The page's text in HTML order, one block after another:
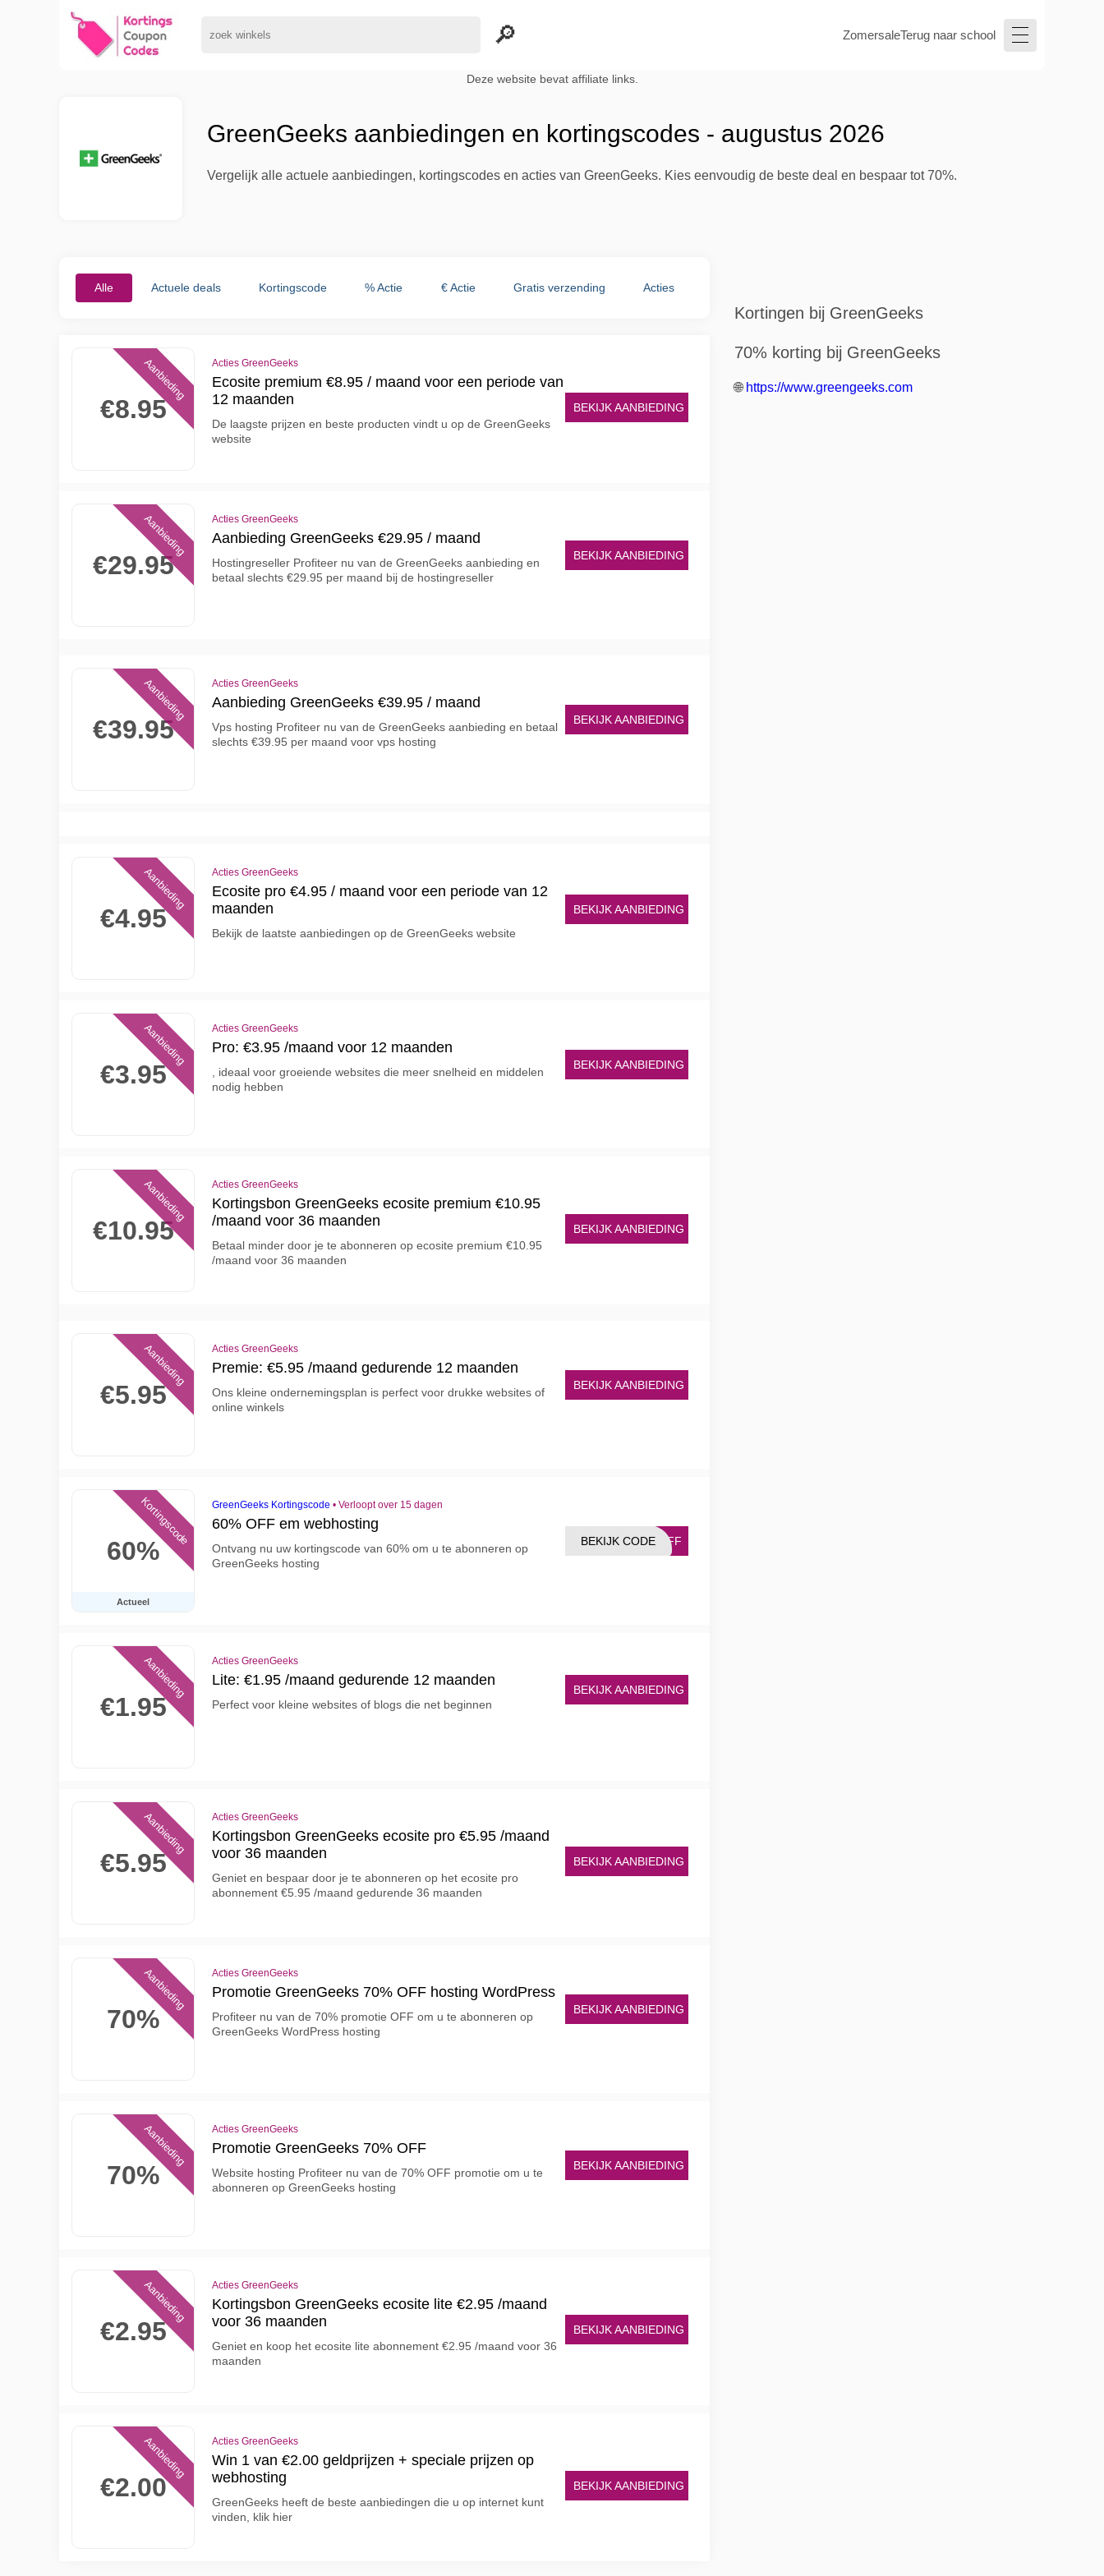
ZomersaleTerug naar school
Deze website bevat affiliate links.
GreenGeeks aanbiedingen en kortingscodes - augustus 2026
Vergelijk alle actuele aanbiedingen, kortingscodes en acties van GreenGeeks. Kies eenvoudig de beste deal en bespaar tot 70%.
Alle Actuele deals Kortingscode % Actie € Actie Gratis verzending Acties
€8.95
Aanbieding Acties GreenGeeks
Ecosite premium €8.95 / maand voor een periode van
12 maanden
De laagste prijzen en beste producten vindt u op de GreenGeeks
website
BEKIJK AANBIEDING
€29.95
Aanbieding Acties GreenGeeks
Aanbieding GreenGeeks €29.95 / maand
Hostingreseller Profiteer nu van de GreenGeeks aanbieding en
betaal slechts €29.95 per maand bij de hostingreseller
BEKIJK AANBIEDING
€39.95
Aanbieding Acties GreenGeeks
Aanbieding GreenGeeks €39.95 / maand
Vps hosting Profiteer nu van de GreenGeeks aanbieding en betaal
slechts €39.95 per maand voor vps hosting
BEKIJK AANBIEDING
€4.95
Aanbieding Acties GreenGeeks
Ecosite pro €4.95 / maand voor een periode van 12
maanden
Bekijk de laatste aanbiedingen op de GreenGeeks website
BEKIJK AANBIEDING
€3.95
Aanbieding Acties GreenGeeks
Pro: €3.95 /maand voor 12 maanden
, ideaal voor groeiende websites die meer snelheid en middelen
nodig hebben
BEKIJK AANBIEDING
€10.95
Aanbieding Acties GreenGeeks
Kortingsbon GreenGeeks ecosite premium €10.95
/maand voor 36 maanden
Betaal minder door je te abonneren op ecosite premium €10.95
/maand voor 36 maanden
BEKIJK AANBIEDING
€5.95
Aanbieding Acties GreenGeeks
Premie: €5.95 /maand gedurende 12 maanden
Ons kleine ondernemingsplan is perfect voor drukke websites of
online winkels
BEKIJK AANBIEDING
60%
Actueel
Kortingscode GreenGeeks Kortingscode • Verloopt over 15 dagen
60% OFF em webhosting
Ontvang nu uw kortingscode van 60% om u te abonneren op
GreenGeeks hosting
0OFF
BEKIJK CODE
€1.95
Aanbieding Acties GreenGeeks
Lite: €1.95 /maand gedurende 12 maanden
Perfect voor kleine websites of blogs die net beginnen
BEKIJK AANBIEDING
€5.95
Aanbieding Acties GreenGeeks
Kortingsbon GreenGeeks ecosite pro €5.95 /maand
voor 36 maanden
Geniet en bespaar door je te abonneren op het ecosite pro
abonnement €5.95 /maand gedurende 36 maanden
BEKIJK AANBIEDING
70%
Aanbieding Acties GreenGeeks
Promotie GreenGeeks 70% OFF hosting WordPress
Profiteer nu van de 70% promotie OFF om u te abonneren op
GreenGeeks WordPress hosting
BEKIJK AANBIEDING
70%
Aanbieding Acties GreenGeeks
Promotie GreenGeeks 70% OFF
Website hosting Profiteer nu van de 70% OFF promotie om u te
abonneren op GreenGeeks hosting
BEKIJK AANBIEDING
€2.95
Aanbieding Acties GreenGeeks
Kortingsbon GreenGeeks ecosite lite €2.95 /maand
voor 36 maanden
Geniet en koop het ecosite lite abonnement €2.95 /maand voor 36
maanden
BEKIJK AANBIEDING
€2.00
Aanbieding Acties GreenGeeks
Win 1 van €2.00 geldprijzen + speciale prijzen op
webhosting
GreenGeeks heeft de beste aanbiedingen die u op internet kunt
vinden, klik hier
BEKIJK AANBIEDING
Kortingen bij GreenGeeks
70% korting bij GreenGeeks
🌐 https://www.greengeeks.com